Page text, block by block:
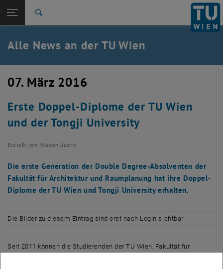
TU Login
Quicklinks
Quicklinks-Menü umschalten
Studium
Karriere
Zurück: Subseiten von TU Wien Startseite auflisten
Zurück zur letzten Ebene:
TU Wien Startseite
Übersicht
Alle News an der TU Wien
07. März 2016
Erste Doppel-Diplome der TU Wien
und der Tongji University
Erstellt von Mladen Jadric
Die erste Generation der Double Degree-Absolventen der
Fakultät für Architektur und Raumplanung hat ihre Doppel-
Diplome der TU Wien und Tongji University erhalten.
Die Bilder zu diesem Eintrag sind erst nach Login sichtbar.
Seit 2011 können die Studierenden der TU Wien, Fakultät für